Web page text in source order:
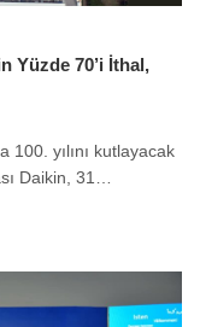
Yüzde 70’i İthal,
100. yılını kutlayacak
Daikin, 31…